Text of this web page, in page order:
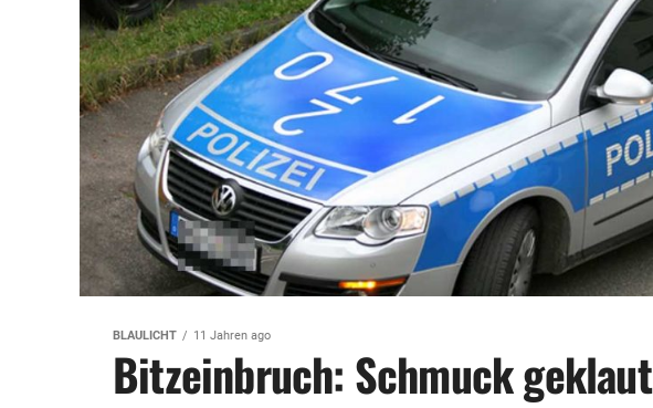
BLAULICHT 11 Jahren ago
Bitzeinbruch: Schmuck geklaut